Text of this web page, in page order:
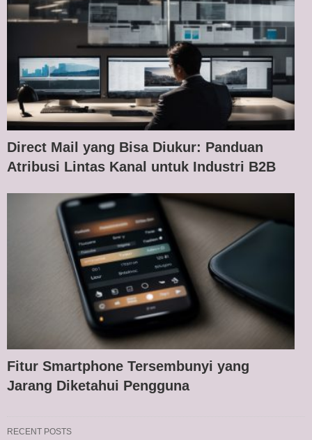
Direct Mail yang Bisa Diukur: Panduan
Atribusi Lintas Kanal untuk Industri B2B
Fitur Smartphone Tersembunyi yang
Jarang Diketahui Pengguna
RECENT POSTS